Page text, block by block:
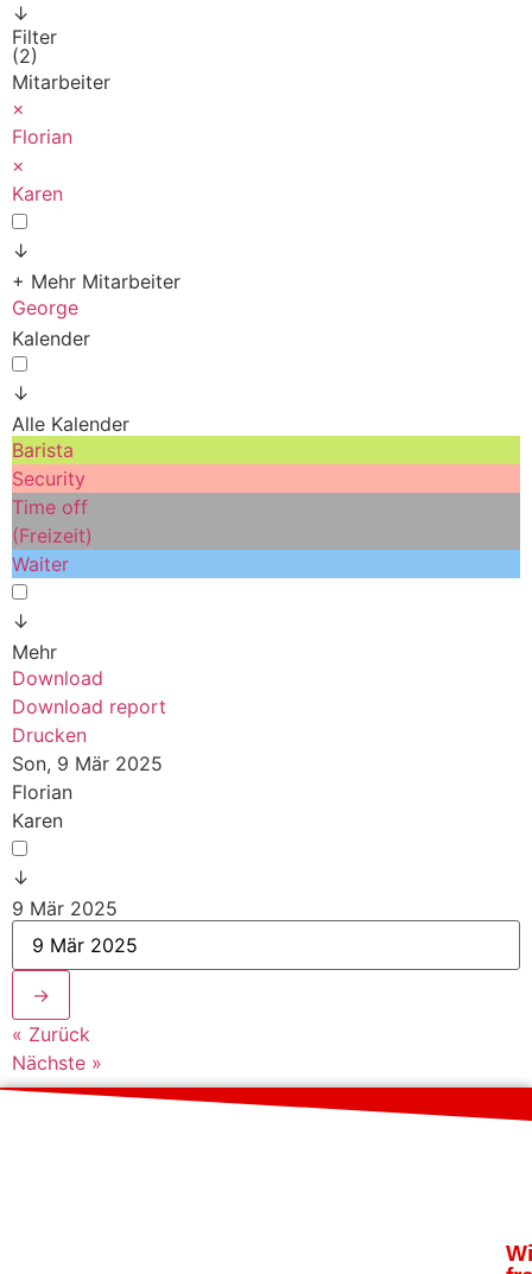
↓
Filter
(2)
Mitarbeiter
×
Florian
×
Karen
↓
+ Mehr Mitarbeiter
George
Kalender
↓
Alle Kalender
Barista
Security
Time off
(Freizeit)
Waiter
↓
Mehr
Download
Download report
Drucken
Son, 9 Mär 2025
Florian
Karen
↓
9 Mär 2025
→
« Zurück
Nächste »